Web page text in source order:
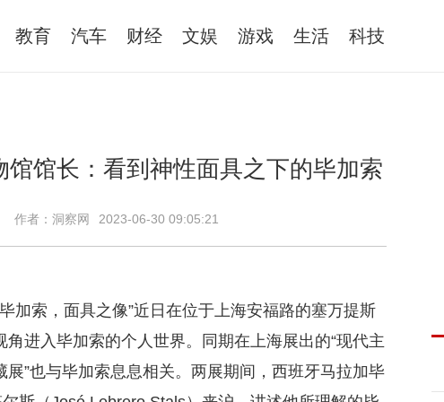
教育 汽车 财经 文娱 游戏 生活 科技
馆长：看到神性面具之下的毕加索
作者：洞察网 2023-06-30 09:05:21
加索，面具之像”近日在位于上海安福路的塞万提斯
进入毕加索的个人世界。同期在上海展出的“现代主
”也与毕加索息息相关。两展期间，西班牙马拉加毕